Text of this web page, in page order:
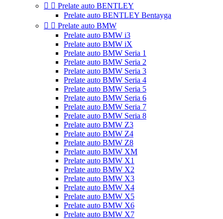
  Prelate auto BENTLEY
Prelate auto BENTLEY Bentayga
  Prelate auto BMW
Prelate auto BMW i3
Prelate auto BMW iX
Prelate auto BMW Seria 1
Prelate auto BMW Seria 2
Prelate auto BMW Seria 3
Prelate auto BMW Seria 4
Prelate auto BMW Seria 5
Prelate auto BMW Seria 6
Prelate auto BMW Seria 7
Prelate auto BMW Seria 8
Prelate auto BMW Z3
Prelate auto BMW Z4
Prelate auto BMW Z8
Prelate auto BMW XM
Prelate auto BMW X1
Prelate auto BMW X2
Prelate auto BMW X3
Prelate auto BMW X4
Prelate auto BMW X5
Prelate auto BMW X6
Prelate auto BMW X7